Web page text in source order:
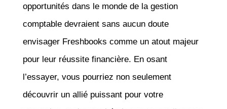
opportunités dans le monde de la gestion
comptable devraient sans aucun doute
envisager Freshbooks comme un atout majeur
pour leur réussite financière. En osant
l’essayer, vous pourriez non seulement
découvrir un allié puissant pour votre